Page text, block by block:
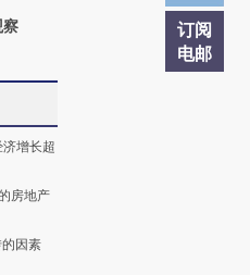
订阅
电邮
察
增长超
房地产
因素